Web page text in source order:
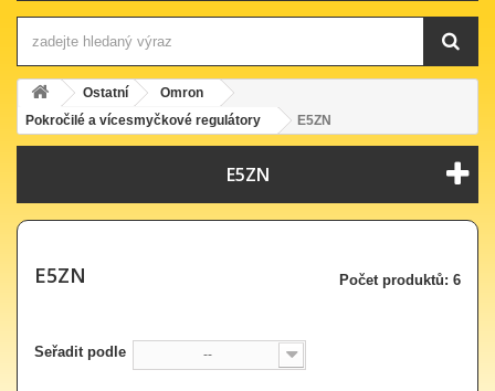
Ostatní
Omron
Pokročilé a vícesmyčkové regulátory
E5ZN
E5ZN
E5ZN Počet produktů: 6
Seřadit podle --